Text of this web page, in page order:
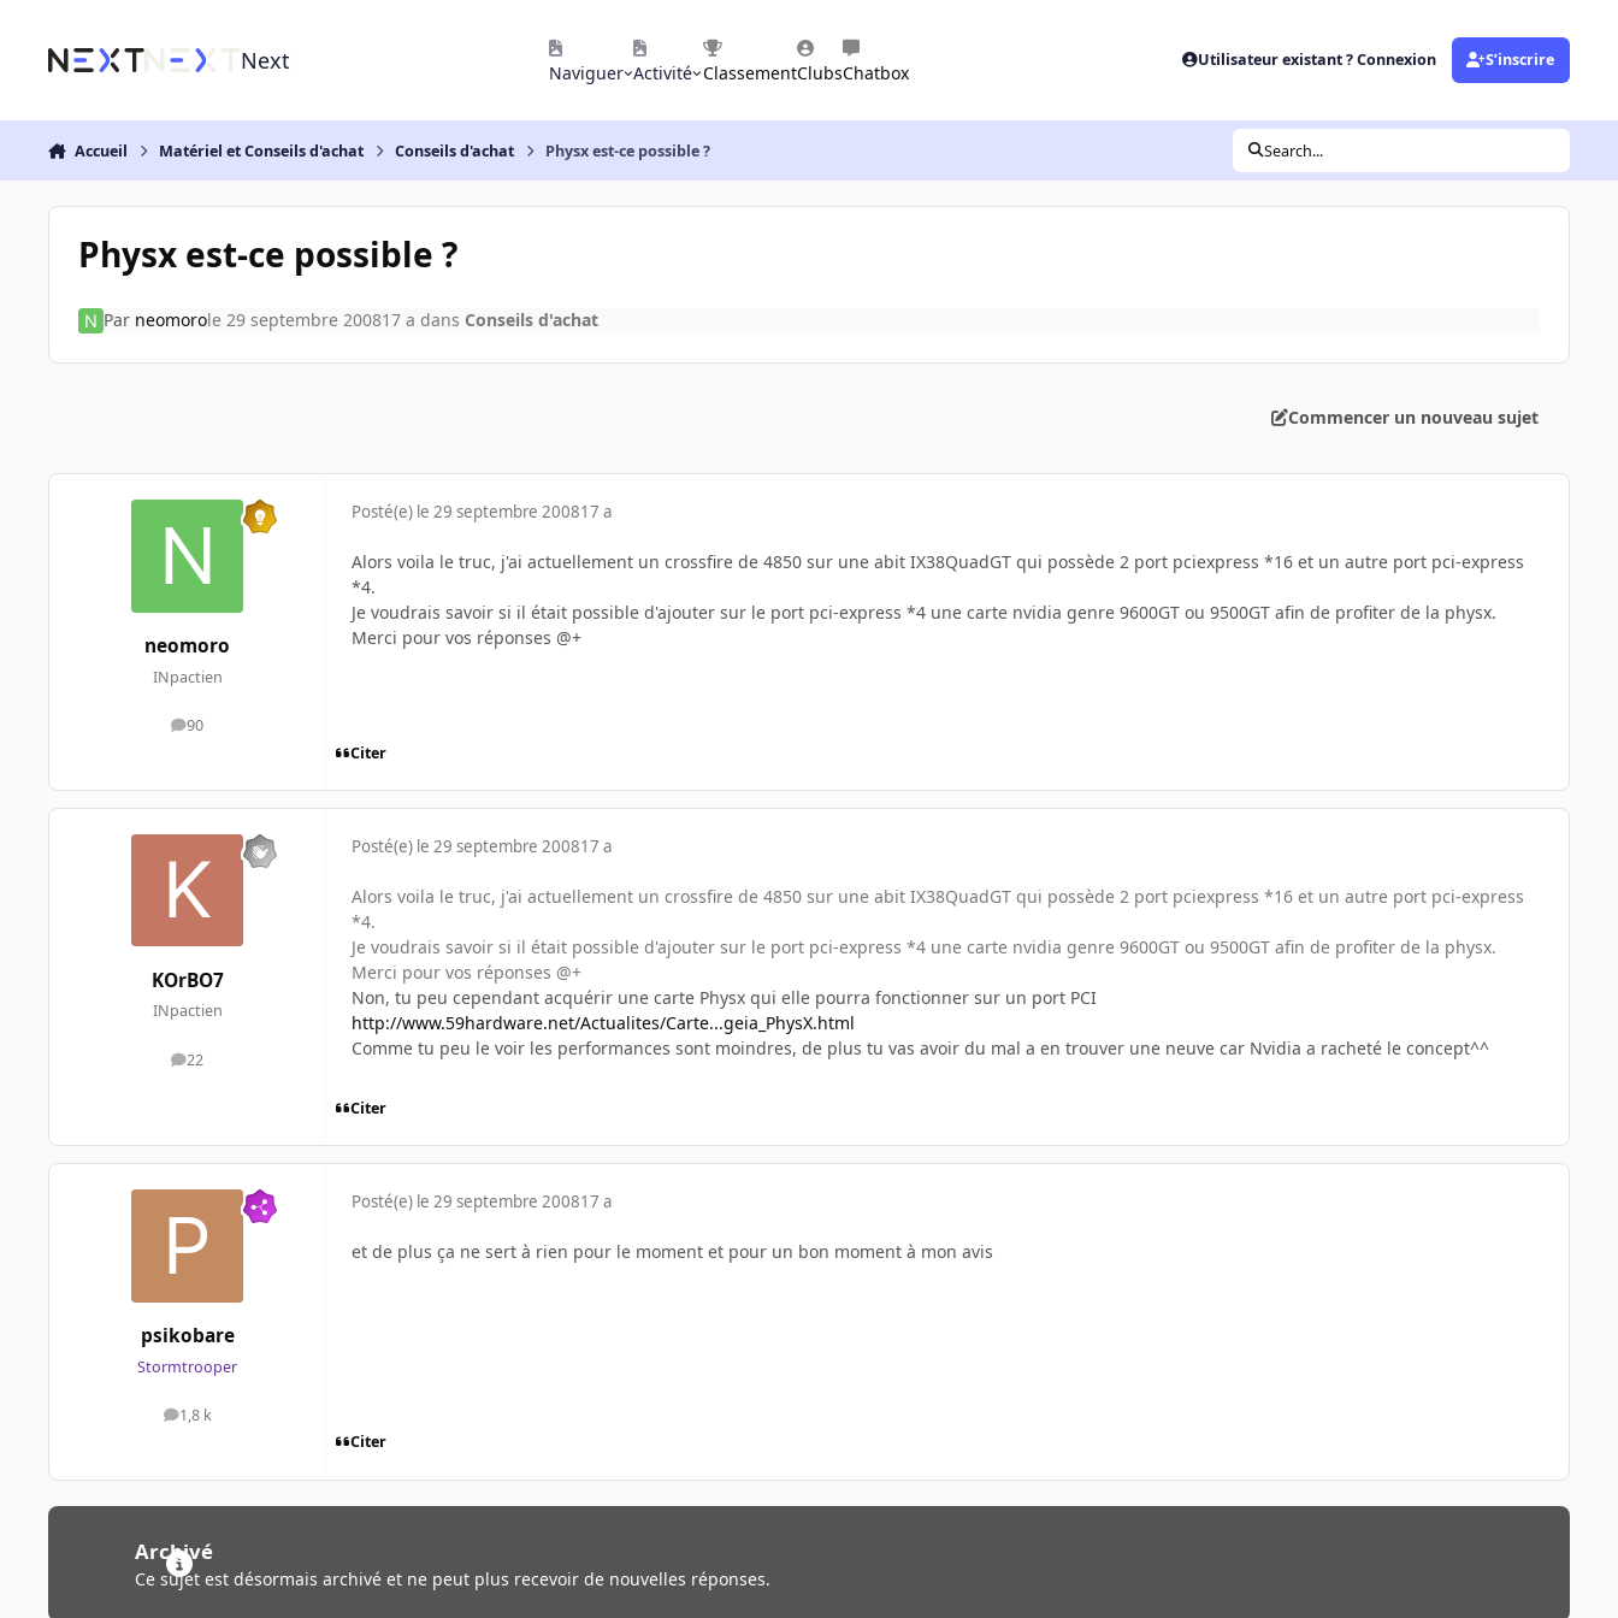
Next Naviguer Activité ClassementClubsChatbox
Utilisateur existant ? Connexion S’inscrire
Accueil Matériel et Conseils d'achat Conseils d'achat Physx est-ce possible ? Search...
Physx est-ce possible ?
Par neomorole 29 septembre 200817 a dans Conseils d'achat
Commencer un nouveau sujet
neomoro
INpactien
90
messages
Posté(e) le 29 septembre 200817 a
Alors voila le truc, j'ai actuellement un crossfire de 4850 sur une abit IX38QuadGT qui possède 2 port pciexpress *16 et un autre port pci-express
*4.
Je voudrais savoir si il était possible d'ajouter sur le port pci-express *4 une carte nvidia genre 9600GT ou 9500GT afin de profiter de la physx.
Merci pour vos réponses @+
Citer
KOrBO7
INpactien
22
messages
Posté(e) le 29 septembre 200817 a
Alors voila le truc, j'ai actuellement un crossfire de 4850 sur une abit IX38QuadGT qui possède 2 port pciexpress *16 et un autre port pci-express
*4.
Je voudrais savoir si il était possible d'ajouter sur le port pci-express *4 une carte nvidia genre 9600GT ou 9500GT afin de profiter de la physx.
Merci pour vos réponses @+
Non, tu peu cependant acquérir une carte Physx qui elle pourra fonctionner sur un port PCI
http://www.59hardware.net/Actualites/Carte...geia_PhysX.html
Comme tu peu le voir les performances sont moindres, de plus tu vas avoir du mal a en trouver une neuve car Nvidia a racheté le concept^^
Citer
psikobare
Stormtrooper
1,8 k
messages
Posté(e) le 29 septembre 200817 a
et de plus ça ne sert à rien pour le moment et pour un bon moment à mon avis
Citer
Archivé
Ce sujet est désormais archivé et ne peut plus recevoir de nouvelles réponses.